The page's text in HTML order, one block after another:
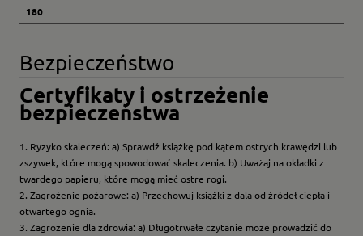
180
Bezpieczeństwo
Certyfikaty i ostrzeżenie
bezpieczeństwa
1. Ryzyko skaleczeń: a) Sprawdź książkę pod kątem ostrych krawędzi lub
zszywek, które mogą spowodować skaleczenia. b) Uważaj na okładki z
twardego papieru, które mogą mieć ostre rogi.
2. Zagrożenie pożarowe: a) Przechowuj książki z dala od źródeł ciepła i
otwartego ognia.
3. Zagrożenie dla zdrowia: a) Długotrwałe czytanie może prowadzić do